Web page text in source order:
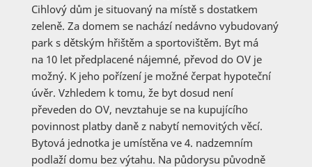
Cihlový dům je situovaný na místě s dostatkem
zeleně. Za domem se nachází nedávno vybudovaný
park s dětským hřištěm a sportovištěm. Byt má
na 10 let předplacené nájemné, převod do OV je
možný. K jeho pořízení je možné čerpat hypoteční
úvěr. Vzhledem k tomu, že byt dosud není
převeden do OV, nevztahuje se na kupujícího
povinnost platby daně z nabytí nemovitých věcí.
Bytová jednotka je umístěna ve 4. nadzemním
podlaží domu bez výtahu. Na půdorysu původně